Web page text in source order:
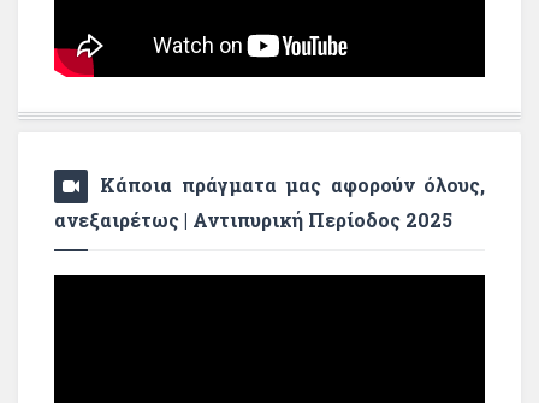
Κάποια πράγματα μας αφορούν όλους,
ανεξαιρέτως | Αντιπυρική Περίοδος 2025